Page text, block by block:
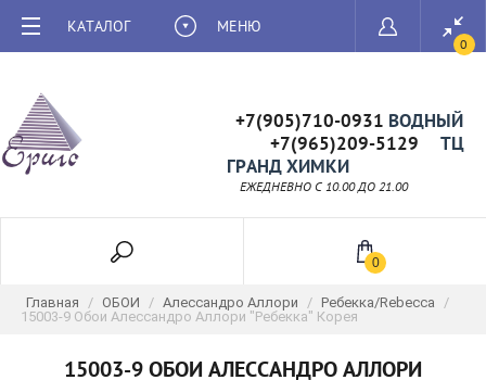
КАТАЛОГ МЕНЮ
0
+7(905)710-0931 ВОДНЫЙ
+7(965)209-5129 ТЦ
ГРАНД ХИМКИ
ЕЖЕДНЕВНО C 10.00 ДО 21.00
0
Главная / ОБОИ / Алессандро Аллори / Ребекка/Rebecca
/
15003-9 Обои Алессандро Аллори "Ребекка" Корея
15003-9 ОБОИ АЛЕССАНДРО АЛЛОРИ